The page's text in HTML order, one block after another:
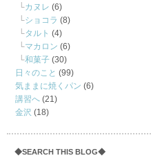
カヌレ (6)
ショコラ (8)
タルト (4)
マカロン (6)
和菓子 (30)
日々のこと (99)
気ままに焼くパン (6)
講習へ (21)
金沢 (18)
◆SEARCH THIS BLOG◆